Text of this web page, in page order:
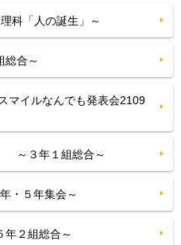
「人の誕生」～
合～
イルなんでも発表会2109
～３年１組総合～
５年集会～
２組総合～